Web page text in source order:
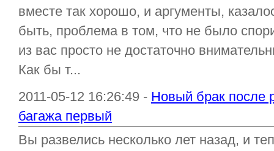
вместе так хорошо, и аргументы,
быть, проблема в том, что не было
из вас просто не достаточно
Как бы т...
2011-05-12 16:26:49 - Новый брак после
багажа первый
Вы развелись несколько лет назад, и